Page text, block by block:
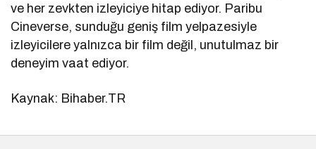
ve her zevkten izleyiciye hitap ediyor. Paribu
Cineverse, sunduğu geniş film yelpazesiyle
izleyicilere yalnızca bir film değil, unutulmaz bir
deneyim vaat ediyor.
Kaynak: Bihaber.TR